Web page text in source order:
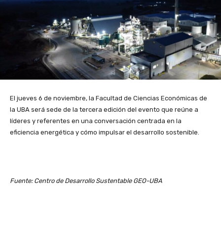
El jueves 6 de noviembre, la Facultad de Ciencias Económicas de
la UBA será sede de la tercera edición del evento que reúne a
líderes y referentes en una conversación centrada en la
eficiencia energética y cómo impulsar el desarrollo sostenible.
Fuente: Centro de Desarrollo Sustentable GEO-UBA